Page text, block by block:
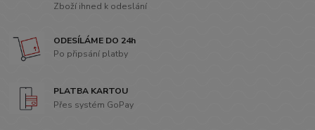
Zboží ihned k odeslání
ODESÍLÁME DO 24h
Po připsání platby
PLATBA KARTOU
Přes systém GoPay